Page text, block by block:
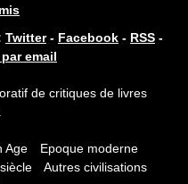
Twitter- Facebook - RSS -
email
de critiques de livres
Age
Epoque moderne
Autres civilisations